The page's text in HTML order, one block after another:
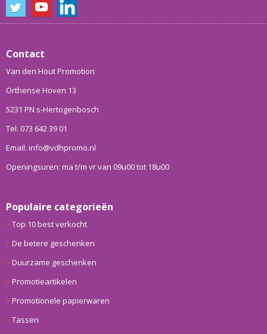
Contact
Van den Hout Promotion
Orthense Hoven 13
5231 PN s-Hertogenbosch
Tel: 073 642 39 01
Email: info@vdhpromo.nl
Openingsuren: ma t/m vr van 09u00 tot 18u00
Populaire categorieën
Top 10 best verkocht
De betere geschenken
Duurzame geschenken
Promotieartikelen
Promotionele papierwaren
Tassen